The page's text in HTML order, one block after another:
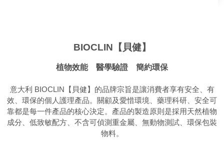
BIOCLIN【貝健】
植物效能 醫學驗證 簡約環保
意大利 BIOCLIN【貝健】的品牌宗旨是讓消費者享有安全、有
效、環保的個人護理產品。關顧及愛惜環境、藥理科研、安全可
靠都是每一件產品的核心決定。產品的製造原則是採用天然植物
成分、低致敏配方、不含可偵測重金屬、無動物測試、環保包裝
物料。